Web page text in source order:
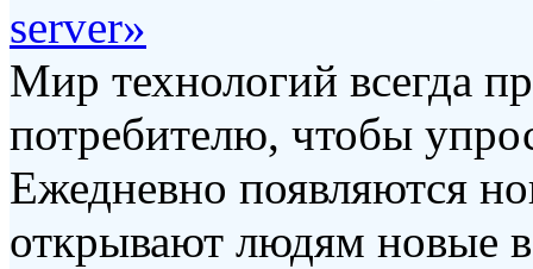
server»
Мир технологий всегда
потребителю, чтобы
Ежедневно появляются
открывают людям новые